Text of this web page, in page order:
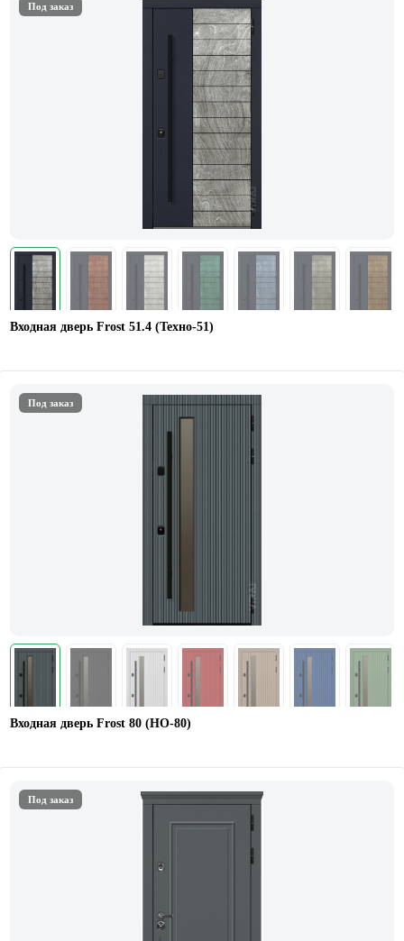
Под заказ
Входная дверь Frost 51.4 (Техно-51)
Под заказ
Входная дверь Frost 80 (НО-80)
Под заказ